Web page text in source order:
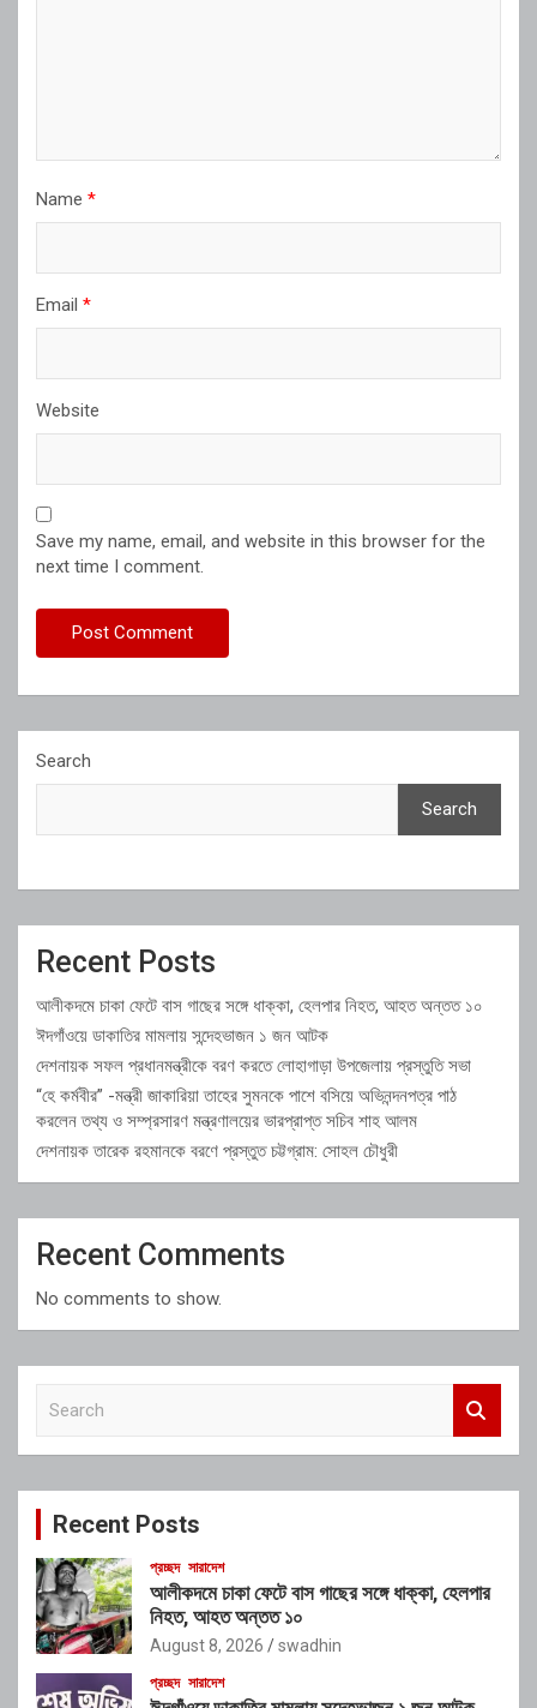
Name *
Email *
Website
Save my name, email, and website in this browser for the
next time I comment.
Search
Search
Recent Posts
আলীকদমে চাকা ফেটে বাস গাছের সঙ্গে ধাক্কা, হেলপার নিহত, আহত অন্তত ১০
ঈদগাঁওয়ে ডাকাতির মামলায় সন্দেহভাজন ১ জন আটক
দেশনায়ক সফল প্রধানমন্ত্রীকে বরণ করতে লোহাগাড়া উপজেলায় প্রস্তুতি সভা
“হে কর্মবীর” -মন্ত্রী জাকারিয়া তাহের সুমনকে পাশে বসিয়ে অভিনন্দনপত্র পাঠ
করলেন তথ্য ও সম্প্রসারণ মন্ত্রণালয়ের ভারপ্রাপ্ত সচিব শাহ আলম
দেশনায়ক তারেক রহমানকে বরণে প্রস্তুত চট্টগ্রাম: সোহল চৌধুরী
Recent Comments
No comments to show.
c
Recent Posts
প্রচ্ছদ সারাদেশ
আলীকদমে চাকা ফেটে বাস গাছের সঙ্গে ধাক্কা, হেলপার
নিহত, আহত অন্তত ১০
August 8, 2026 swadhin
প্রচ্ছদ সারাদেশ